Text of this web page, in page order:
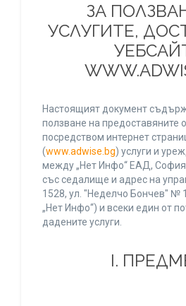
ЗА
УСЛУГИТЕ,
Настоящият документ
ползване на предоставяните
посредством интернет
(www.adwise.bg) услуги и
между „Нет Инфо“ ЕАД,
със седалище и адрес на
1528, ул. "Неделчо Бончев" №
„Нет Инфо“) и всеки един от
дадените услуги.
І.